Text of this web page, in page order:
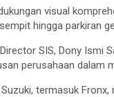
visual
hingga parkiran
SIS, Dony Ismi
perusahaan dalam
termasuk